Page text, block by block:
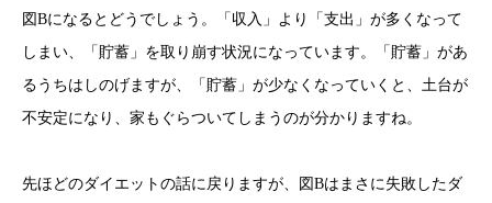
図Bになるとどうでしょう。「収入」より「支出」が多くなって
しまい、「貯蓄」を取り崩す状況になっています。「貯蓄」があ
るうちはしのげますが、「貯蓄」が少なくなっていくと、土台が
不安定になり、家もぐらついてしまうのが分かりますね。
先ほどのダイエットの話に戻りますが、図Bはまさに失敗したダ